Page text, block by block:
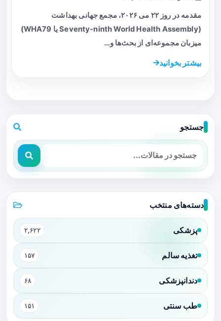
مقدمه در روز ۲۲ می ۲۰۲۶، مجمع جهانی بهداشت
(Seventy-ninth World Health Assembly یا WHA79)
میزبان مجموعه‌ای از بحث‌ها و…
بیشتر بخوانید
جستجو
دسته‌های منتخب
پزشکی ۲,۶۲۲
تغذیه سالم ۱۵۷
دندانپزشکی ۶۸
طب سنتی ۱۵۱